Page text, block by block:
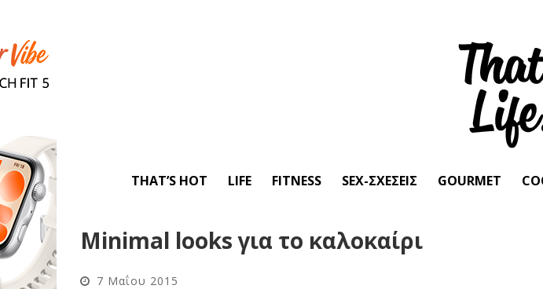
THAT’S HOT LIFE FITNESS SEX-ΣΧΈΣΕΙΣ GOURMET
Minimal looks για το καλοκαίρι
7 Μαΐου 2015